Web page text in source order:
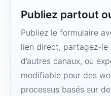
Publiez partout
Publiez le formulaire
lien direct, partagez-le
d’autres canaux, ou
modifiable pour des
processus basés sur